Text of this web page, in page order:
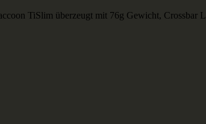
TiSlim überzeugt mit 76g Gewicht, Crossbar